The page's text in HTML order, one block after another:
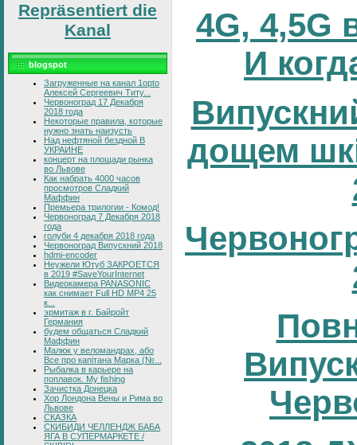
Repräsentiert die
Kanal
blogspot
Загруженные на канал 1opto
Алексей Сергеевич Титу...
Червоноград 17 Декабря
2018 года
Некоторые правила, которые
нужно знать наизусть
Над нефтяной бездной В
УКРАИНЕ
концерт на площади рынка
во Львове
Как набрать 4000 часов
просмотров Сладкий
Маффин
Премьера трилогии - Комод!
Червоноград 7 Декабря 2018
года
голуби 4 декабря 2018 года
Червоноград Випускний 2018
hdmi-encoder
Неужели Ютуб ЗАКРОЕТСЯ
в 2019 #SaveYourInternet
Видеокамера PANASONIC
как снимает Full HD MP4 25
к...
эрмитаж в г. Байройт
Германия
будем общаться Сладкий
Маффин
Малюк у веломандрах, або
Все про капітана Марка (№...
Рыбалка в карьере на
поплавок. My fishing
Зачистка Донецка
Хор Лондона Вены и Рима во
Львове
СКАЗКА
СКИБИДИ ЧЕЛЛЕНДЖ БАБА
ЯГА В СУПЕРМАРКЕТЕ /
4G, 4,5G
И
дощем